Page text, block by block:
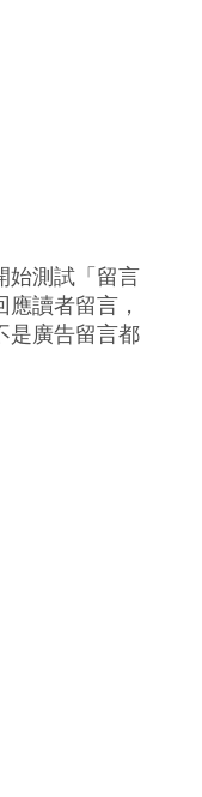
始測試「留言
讀者留言，
是廣告留言都